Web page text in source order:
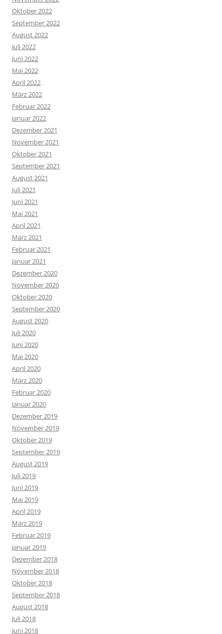
Oktober 2022
September 2022
August 2022
Juli 2022
Juni 2022
Mai 2022
April 2022
März 2022
Februar 2022
Januar 2022
Dezember 2021
November 2021
Oktober 2021
September 2021
August 2021
Juli 2021
Juni 2021
Mai 2021
April 2021
März 2021
Februar 2021
Januar 2021
Dezember 2020
November 2020
Oktober 2020
September 2020
August 2020
Juli 2020
Juni 2020
Mai 2020
April 2020
März 2020
Februar 2020
Januar 2020
Dezember 2019
November 2019
Oktober 2019
September 2019
August 2019
Juli 2019
Juni 2019
Mai 2019
April 2019
März 2019
Februar 2019
Januar 2019
Dezember 2018
November 2018
Oktober 2018
September 2018
August 2018
Juli 2018
Juni 2018